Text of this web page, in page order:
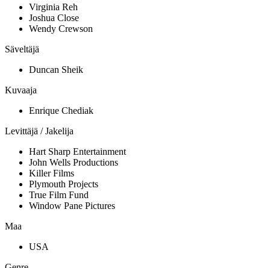
Virginia Reh
Joshua Close
Wendy Crewson
Säveltäjä
Duncan Sheik
Kuvaaja
Enrique Chediak
Levittäjä / Jakelija
Hart Sharp Entertainment
John Wells Productions
Killer Films
Plymouth Projects
True Film Fund
Window Pane Pictures
Maa
USA